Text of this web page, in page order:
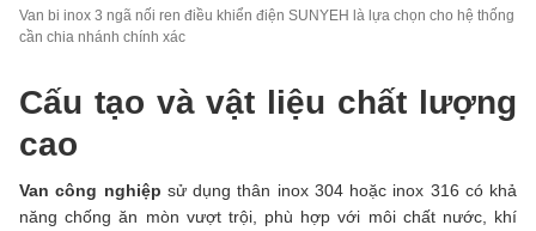
Van bi inox 3 ngã nối ren điều khiển điện SUNYEH là lựa chọn cho hệ thống
cần chia nhánh chính xác
Cấu tạo và vật liệu chất lượng
cao
Van công nghiệp sử dụng thân inox 304 hoặc inox 316 có khả
năng chống ăn mòn vượt trội, phù hợp với môi chất nước, khí